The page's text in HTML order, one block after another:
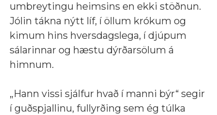
umbreytingu heimsins en ekki stöðnun.
Jólin tákna nýtt líf, í öllum krókum og
kimum hins hversdagslega, í djúpum
sálarinnar og hæstu dýrðarsölum á
himnum.
„Hann vissi sjálfur hvað í manni býr“ segir
í guðspjallinu, fullyrðing sem ég túlka